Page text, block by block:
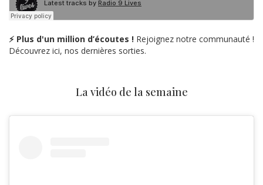
⚡ Plus d'un million d’écoutes ! Rejoignez notre communauté !
Découvrez ici, nos dernières sorties.
La vidéo de la semaine